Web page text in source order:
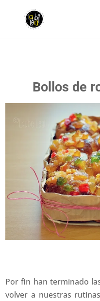
Bollos de
Por fin han terminado
volver a nuestras